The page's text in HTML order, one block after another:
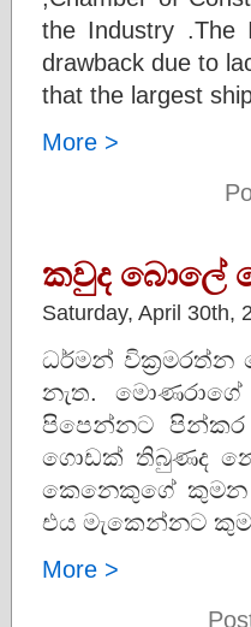
the Industry .The
drawback due to
that the largest
More >
කවුද බොලේ
Saturday, April 30th,
ධර්මන්
නැත.
පිපෙන්නට පින්කර
ගොඩක් තිබුණද
කෙනෙකුගේ කුමන
එය මැකෙන්නට
More >